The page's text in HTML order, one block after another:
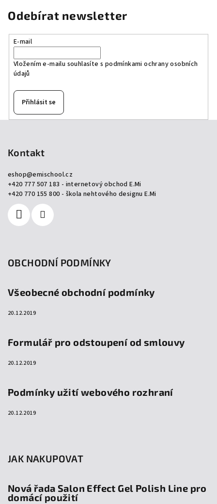
Odebírat newsletter
E-mail
Vložením e-mailu souhlasíte s podmínkami ochrany osobních
údajů
Přihlásit se
Kontakt
eshop@emischool.cz
+420 777 507 183 - internetový obchod E.Mi
+420 770 155 800 - škola nehtového designu E.Mi
OBCHODNÍ PODMÍNKY
Všeobecné obchodní podmínky
20.12.2019
Formulář pro odstoupení od smlouvy
20.12.2019
Podmínky užití webového rozhraní
20.12.2019
JAK NAKUPOVAT
Nová řada Salon Effect Gel Polish Line pro
domácí použití